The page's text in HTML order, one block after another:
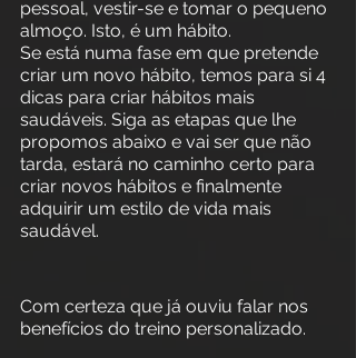
pessoal, vestir-se e tomar o pequeno
almoço. Isto, é um hábito.
Se está numa fase em que pretende
criar um novo hábito, temos para si 4
dicas para criar hábitos mais
saudáveis. Siga as etapas que lhe
propomos abaixo e vai ser que não
tarda, estará no caminho certo para
criar novos hábitos e finalmente
adquirir um estilo de vida mais
saudável.
Com certeza que já ouviu falar nos
benefícios do treino personalizado.